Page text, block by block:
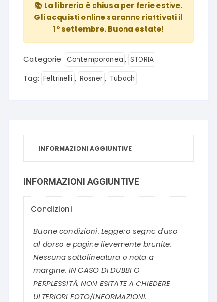
📚 La libreria è chiusa per ferie estive.
Gli acquisti online saranno riattivati il
1° settembre. Buona estate!
Categorie: Contemporanea , STORIA
Tag: Feltrinelli , Rosner , Tubach
INFORMAZIONI AGGIUNTIVE
INFORMAZIONI AGGIUNTIVE
Condizioni
Buone condizioni. Leggero segno d'uso
al dorso e pagine lievemente brunite.
Nessuna sottolineatura o nota a
margine. IN CASO DI DUBBI O
PERPLESSITÀ, NON ESITATE A CHIEDERE
ULTERIORI FOTO/INFORMAZIONI.